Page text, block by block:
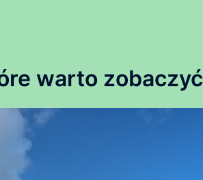
warto zobaczyć